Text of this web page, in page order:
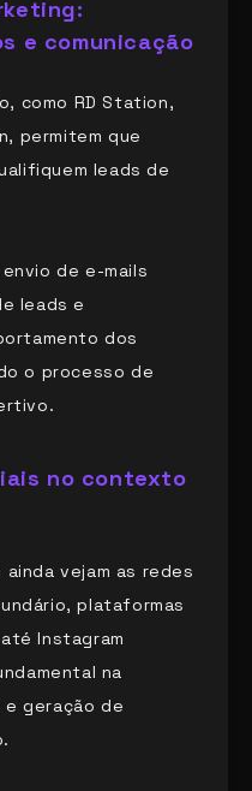
e comunicação
como RD Station,
permitem que
leads de
de e-mails
leads e
dos
o processo de
no contexto
ainda vejam as redes
plataformas
Instagram
na
geração de